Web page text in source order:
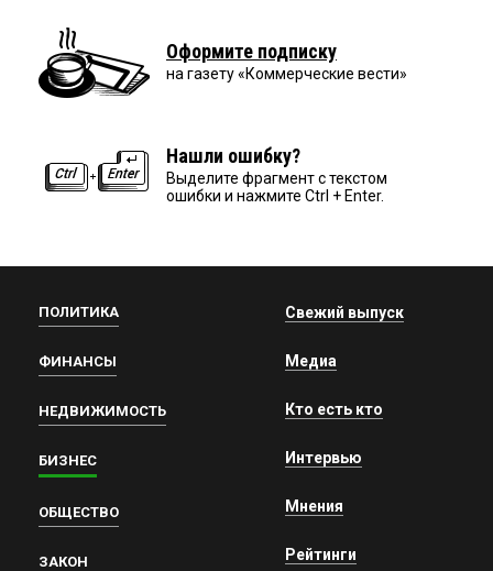
Оформите подписку
на газету «Коммерческие вести»
Нашли ошибку?
Выделите фрагмент с текстом
ошибки и нажмите Ctrl + Enter.
ПОЛИТИКА
ФИНАНСЫ
НЕДВИЖИМОСТЬ
БИЗНЕС
ОБЩЕСТВО
ЗАКОН
Свежий выпуск
Медиа
Кто есть кто
Интервью
Мнения
Рейтинги